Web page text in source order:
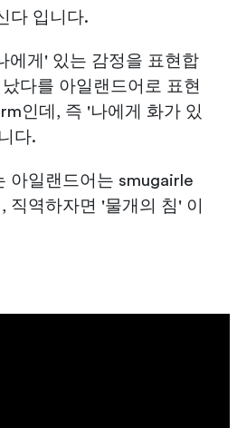
다 입니다.
에게' 있는 감정을 표현합
다를 아일랜드어로 표현
인데, 즉 '나에게 화가 있
다.
아일랜드어는 smugairle
직역하자면 '물개의 침' 이